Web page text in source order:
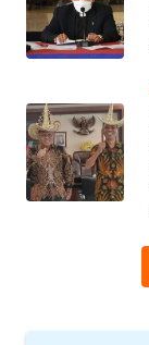
WN
BABEL
SUMBAR
WN
SUMSEL
WN